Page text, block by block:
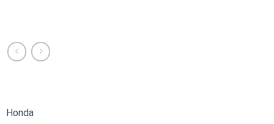
Honda